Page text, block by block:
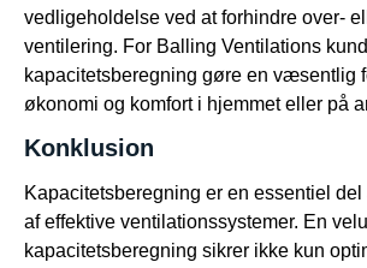
vedligeholdelse ved at forhindre over-
ventilering. For Balling Ventilations
kapacitetsberegning gøre en væsentlig
økonomi og komfort i hjemmet eller på
Konklusion
Kapacitetsberegning er en essentiel
af effektive ventilationssystemer. En
kapacitetsberegning sikrer ikke kun